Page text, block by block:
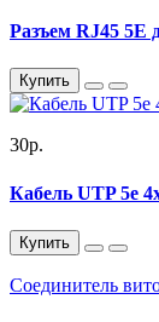
Разъем RJ45 5E
Купить
30р.
Кабель UTP 5e
Купить
Соединитель